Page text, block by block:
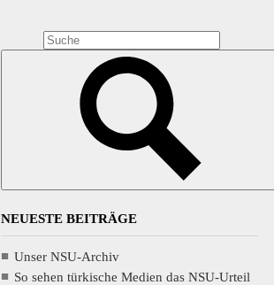
NEUESTE BEITRÄGE
Unser NSU-Archiv
So sehen türkische Medien das NSU-Urteil